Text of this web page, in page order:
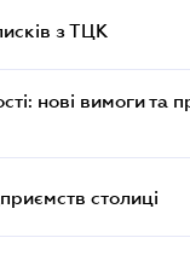
з ТЦК
нові вимоги та
столиці